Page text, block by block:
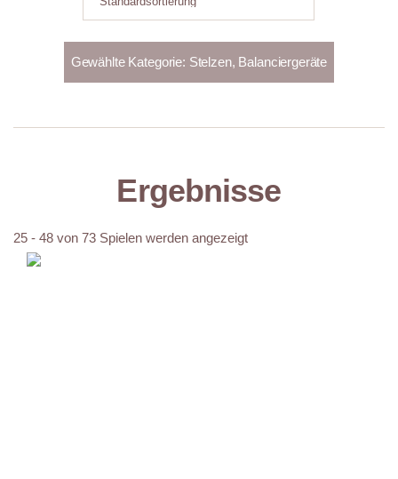
Ergebnisse
25 - 48 von 73 Spielen werden angezeigt